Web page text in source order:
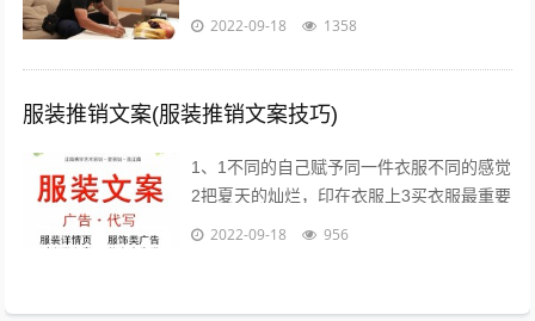
城老贼凌教头等业内大咖为您分享独到犀利
2022-09-18 1358
服装推销文案(服装推销文案技巧)
1、1不同的自己赋予同一件衣服不同的感觉
2把夏天的灿烂，印在衣服上3买衣服最重要
的目的，是放松我们自己4时间会折旧这件
2022-09-18 956